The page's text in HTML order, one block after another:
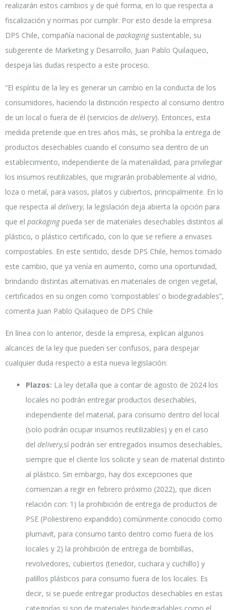
realizarán estos cambios y de qué forma, en lo que respecta a
fiscalización y normas por cumplir. Por esto desde la empresa
DPS Chile, compañía nacional de packagingsustentable, su
subgerente de Marketing y Desarrollo, Juan Pablo Quilaqueo,
despeja las dudas respecto a este proceso.
“El espíritu de la ley es generar un cambio en la conducta de los
consumidores, haciendo la distinción respecto al consumo dentro
de un local o fuera de él (servicios de delivery). Entonces, esta
medida pretende que en tres años más, se prohíba la entrega de
productos desechables cuando el consumo sea dentro de un
establecimiento, independiente de la materialidad, para privilegiar
los insumos reutilizables, que migrarán probablemente al vidrio,
loza o metal, para vasos, platos y cubiertos, principalmente. En lo
que respecta al delivery, la legislación deja abierta la opción para
que el packagingpueda ser de materiales desechables distintos al
plástico, o plástico certificado, con lo que se refiere a envases
compostables. En este sentido, desde DPS Chile, hemos tomado
este cambio, que ya venía en aumento, como una oportunidad,
brindando distintas alternativas en materiales de origen vegetal,
certificados en su origen como ‘compostables’ o biodegradables”,
comenta Juan Pablo Quilaqueo de DPS Chile
En línea con lo anterior, desde la empresa, explican algunos
alcances de la ley que pueden ser confusos, para despejar
cualquier duda respecto a esta nueva legislación:
Plazos: La ley detalla que a contar de agosto de 2024 los
locales no podrán entregar productos desechables,
independiente del material, para consumo dentro del local
(solo podrán ocupar insumos reutilizables) y en el caso
del delivery,sí podrán ser entregados insumos desechables,
siempre que el cliente los solicite y sean de material distinto
al plástico. Sin embargo, hay dos excepciones que
comienzan a regir en febrero próximo (2022), que dicen
relación con: 1) la prohibición de entrega de productos de
PSE (Poliestireno expandido) comúnmente conocido como
plumavit, para consumo tanto dentro como fuera de los
locales y 2) la prohibición de entrega de bombillas,
revolvedores, cubiertos (tenedor, cuchara y cuchillo) y
palillos plásticos para consumo fuera de los locales. Es
decir, si se puede entregar productos desechables en estas